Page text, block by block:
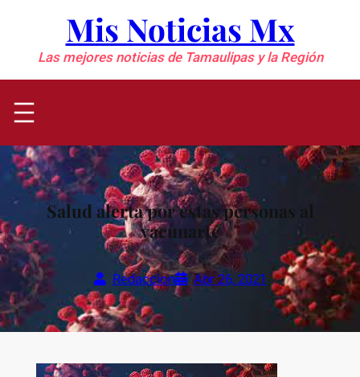
contenido
Mis Noticias Mx
Las mejores noticias de Tamaulipas y la Región
Salud alerta por estas personas al
vacunarte
Redaccion Abr 26, 2021